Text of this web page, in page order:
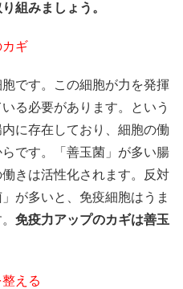
組みましょう。
ギ
です。この細胞が力を発揮
る必要があります。という
に存在しており、細胞の働
です。「善玉菌」が多い腸
きは活性化されます。反対
が多いと、免疫細胞はうま
免疫力アップのカギは善玉
える